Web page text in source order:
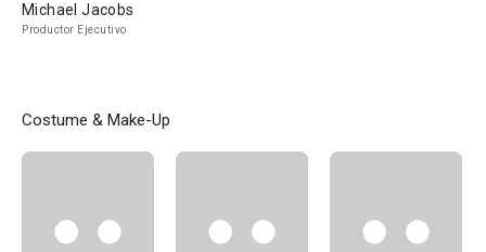
Michael Jacobs
Productor Ejecutivo
Costume & Make-Up